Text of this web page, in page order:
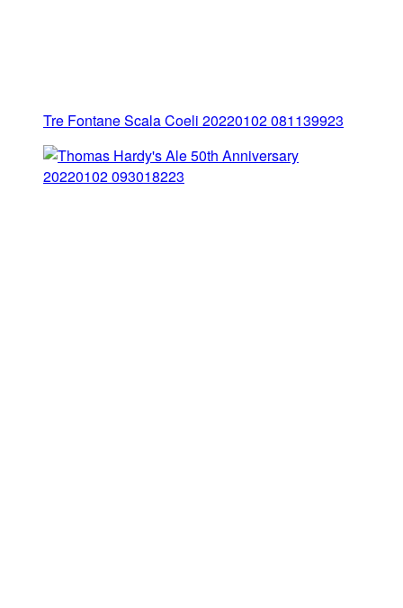
Tre Fontane Scala Coeli 20220102 081139923